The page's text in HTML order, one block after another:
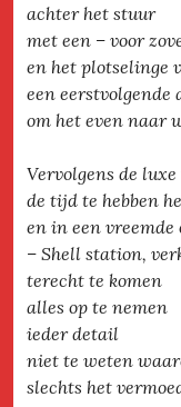
achter het stuur
met een – voor
en het plotselinge
een eerstvolgende
om het even naar
Vervolgens de
de tijd te hebben
en in een
– Shell station,
terecht te komen
alles op te nemen
ieder detail
niet te weten
slechts het